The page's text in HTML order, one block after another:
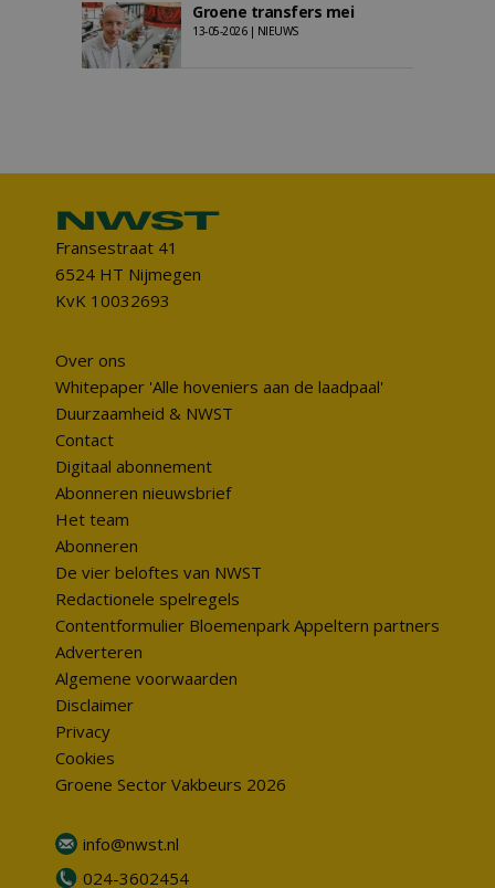
Groene transfers mei
13-05-2026 | NIEUWS
Fransestraat 41
6524 HT Nijmegen
KvK 10032693
Over ons
Whitepaper 'Alle hoveniers aan de laadpaal'
Duurzaamheid & NWST
Contact
Digitaal abonnement
Abonneren nieuwsbrief
Het team
Abonneren
De vier beloftes van NWST
Redactionele spelregels
Contentformulier Bloemenpark Appeltern partners
Adverteren
Algemene voorwaarden
Disclaimer
Privacy
Cookies
Groene Sector Vakbeurs 2026
info@nwst.nl
024-3602454